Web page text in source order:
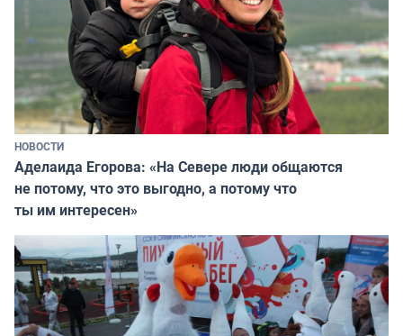
НОВОСТИ
Аделаида Егорова: «На Севере люди общаются
не потому, что это выгодно, а потому что
ты им интересен»